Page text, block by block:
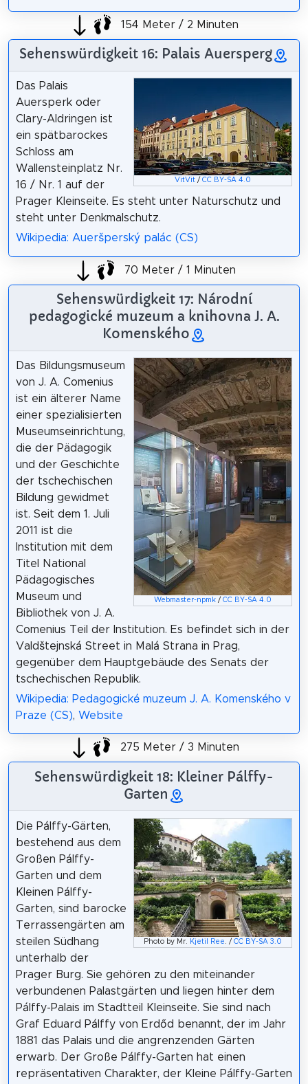
154 Meter / 2 Minuten
Sehenswürdigkeit 16: Palais Auersperg
VitVit /CC BY-SA 4.0
Das Palais
Auersperk oder
Clary-Aldringen ist
ein spätbarockes
Schloss am
Wallensteinplatz Nr.
16 / Nr. 1 auf der
Prager Kleinseite. Es steht unter Naturschutz und
steht unter Denkmalschutz.
Wikipedia: Aueršperský palác (CS)
70 Meter / 1 Minuten
Sehenswürdigkeit 17: Národní
pedagogické muzeum a knihovna J. A.
Komenského
Webmaster-npmk /CC BY-SA 4.0
Das Bildungsmuseum
von J. A. Comenius
ist ein älterer Name
einer spezialisierten
Museumseinrichtung,
die der Pädagogik
und der Geschichte
der tschechischen
Bildung gewidmet
ist. Seit dem 1. Juli
2011 ist die
Institution mit dem
Titel National
Pädagogisches
Museum und
Bibliothek von J. A.
Comenius Teil der Institution. Es befindet sich in der
Valdštejnská Street in Malá Strana in Prag,
gegenüber dem Hauptgebäude des Senats der
tschechischen Republik.
Wikipedia: Pedagogické muzeum J. A. Komenského v
Praze (CS), Website
275 Meter / 3 Minuten
Sehenswürdigkeit 18: Kleiner Pálffy-
Garten
Photo by Mr. Kjetil Ree . /CC BY-SA 3.0
Die Pálffy-Gärten,
bestehend aus dem
Großen Pálffy-
Garten und dem
Kleinen Pálffy-
Garten, sind barocke
Terrassengärten am
steilen Südhang
unterhalb der
Prager Burg. Sie gehören zu den miteinander
verbundenen Palastgärten und liegen hinter dem
Pálffy-Palais im Stadtteil Kleinseite. Sie sind nach
Graf Eduard Pálffy von Erdőd benannt, der im Jahr
1881 das Palais und die angrenzenden Gärten
erwarb. Der Große Pálffy-Garten hat einen
repräsentativen Charakter, der Kleine Pálffy-Garten